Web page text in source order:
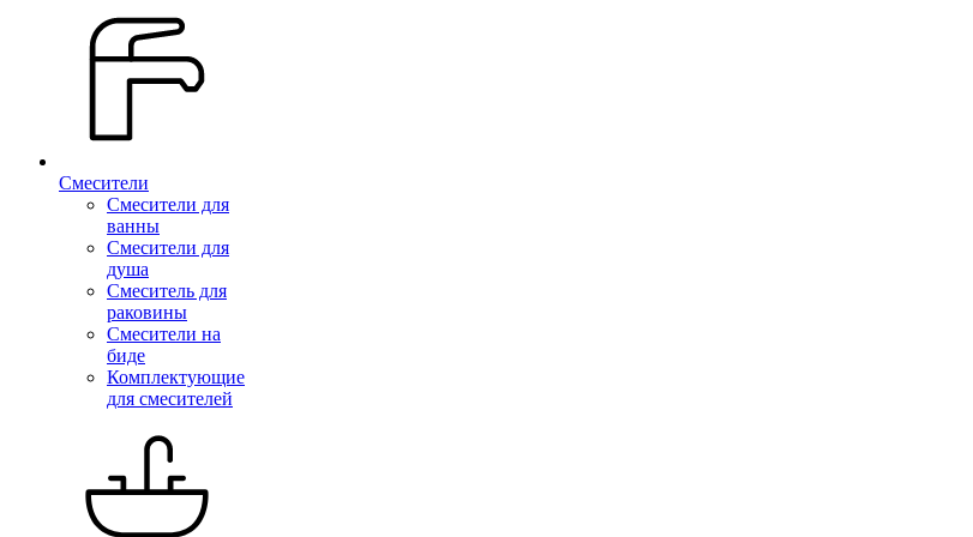
Смесители
Смесители для
ванны
Смесители для
душа
Смеситель для
раковины
Смесители на
биде
Комплектующие
для смесителей